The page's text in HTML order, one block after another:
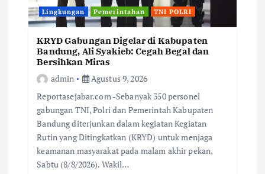
Lingkungan Pemerintahan TNI POLRI
KRYD Gabungan Digelar di Kabupaten
Bandung, Ali Syakieb: Cegah Begal dan
Bersihkan Miras
admin
Agustus 9, 2026
Reportasejabar.com -Sebanyak 350 personel
gabungan TNI, Polri dan Pemerintah Kabupaten
Bandung diterjunkan dalam kegiatan Kegiatan
Rutin yang Ditingkatkan (KRYD) untuk menjaga
keamanan masyarakat pada malam akhir pekan,
Sabtu (8/8/2026). Wakil…